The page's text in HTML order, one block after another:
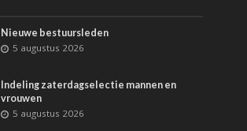
Nieuwe bestuursleden
5 augustus 2026
Indeling zaterdagselectie mannen en
vrouwen
5 augustus 2026